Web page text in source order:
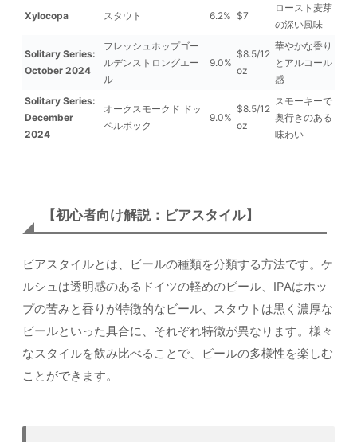
Xylocopa スタウト 6.2% $7
ロースト麦芽
の深い風味
Solitary Series:
October 2024
フレッシュホップゴー
ルデンストロングエー
ル
9.0%
$8.5/12
oz
華やかな香り
とアルコール
感
Solitary Series:
December
2024
オークスモークド ドッ
ペルボック
9.0%
$8.5/12
oz
スモーキーで
奥行きのある
味わい
【初心者向け解説：ビアスタイル】
ビアスタイルとは、ビールの種類を分類する方法です。ケ
ルシュは透明感のあるドイツの軽めのビール、IPAはホッ
プの苦みと香りが特徴的なビール、スタウトは黒く濃厚な
ビールといった具合に、それぞれ特徴が異なります。様々
なスタイルを飲み比べることで、ビールの多様性を楽しむ
ことができます。